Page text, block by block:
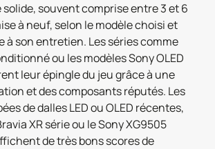
solide, souvent comprise entre 3 et 6
à neuf, selon le modèle choisi et
à son entretien. Les séries comme
ou les modèles Sony OLED
leur épingle du jeu grâce à une
et des composants réputés. Les
de dalles LED ou OLED récentes,
XR série ou le Sony XG9505
de très bons scores de